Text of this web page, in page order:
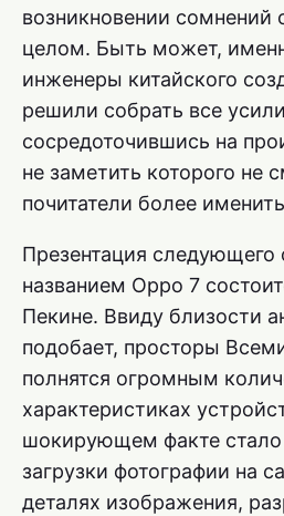
возникновении
целом. Быть может,
инженеры китайского
решили собрать все
сосредоточившись на
не заметить которого не
почитатели более
Презентация следующего
названием Oppo 7
Пекине. Ввиду близости
подобает, просторы
полнятся огромным
характеристиках
шокирующем факте стало
загрузки фотографии на
деталях изображения,